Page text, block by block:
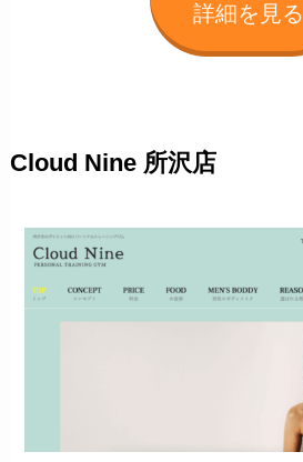
詳細を見る
Cloud Nine 所沢店